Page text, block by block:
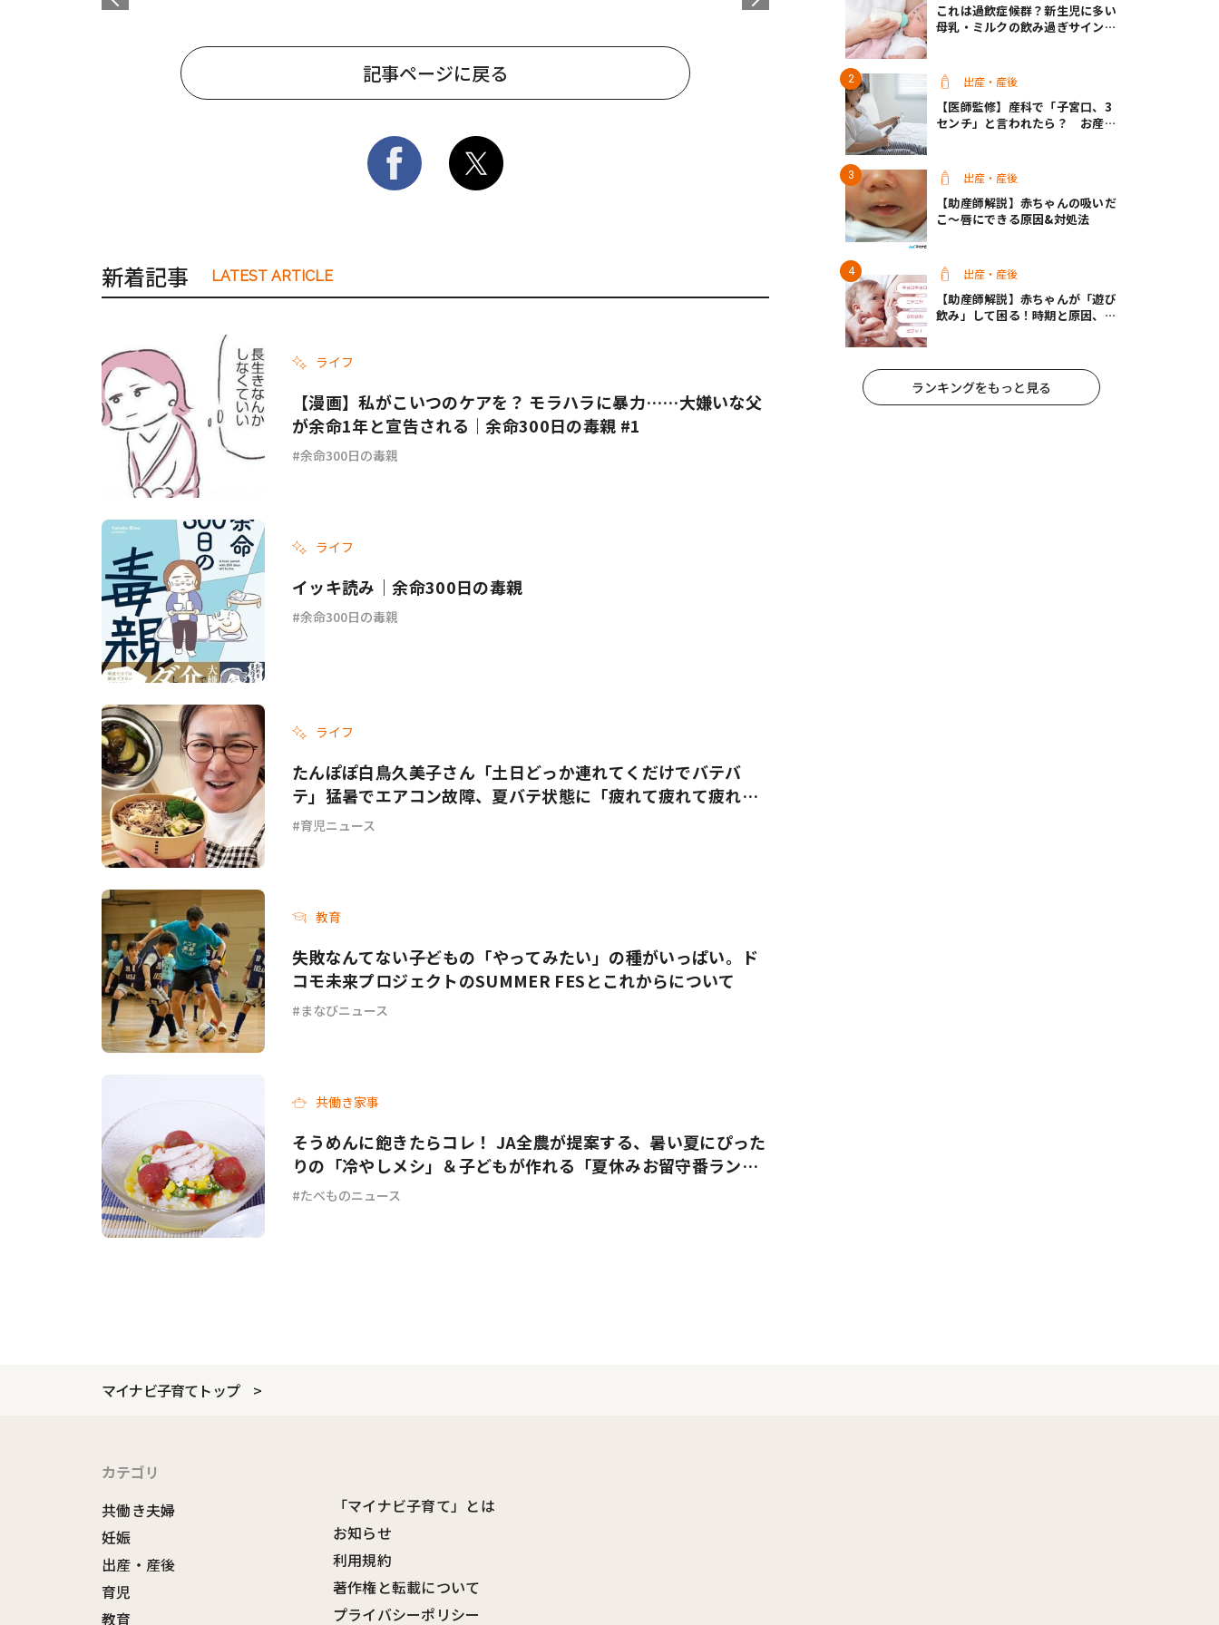
記事ページに戻る
新着記事 LATEST ARTICLE
ライフ
【漫画】私がこいつのケアを？ モラハラに暴力……大嫌いな父
が余命1年と宣告される｜余命300日の毒親 #1
余命300日の毒親
ライフ
イッキ読み｜余命300日の毒親
余命300日の毒親
ライフ
たんぽぽ白鳥久美子さん「土日どっか連れてくだけでバテバ
テ」猛暑でエアコン故障、夏バテ状態に「疲れて疲れて疲れ果
てて…」
育児ニュース
教育
失敗なんてない――子どもの「やってみたい」の種がいっぱい。ド
コモ未来プロジェクトのSUMMER FESとこれからについて
まなびニュース
共働き家事
そうめんに飽きたらコレ！ JA全農が提案する、暑い夏にぴった
りの「冷やしメシ」＆子どもが作れる「夏休みお留守番ラン
チ」各3選
たべものニュース
これは過飲症候群？新生児に多い
母乳・ミルクの飲み過ぎサインと
出産・産後
【医師監修】産科で「子宮口、3
センチ」と言われたら？ お産は
出産・産後
【助産師解説】赤ちゃんの吸いだ
こ〜唇にできる原因&対処法
出産・産後
【助産師解説】赤ちゃんが「遊び
飲み」して困る！時期と原因、マ
ランキングをもっと見る
マイナビ子育てトップ
カテゴリ
共働き夫婦
妊娠
出産・産後
育児
教育
「マイナビ子育て」とは
お知らせ
利用規約
著作権と転載について
プライバシーポリシー